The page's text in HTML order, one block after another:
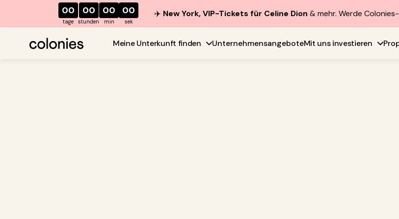
00
tage
00
stunden
00
min
00
sek
✈️ New York, VIP-Tickets für Celine Dion & mehr. Werde
Meine Unterkunft finden UnternehmensangeboteMit uns investieren